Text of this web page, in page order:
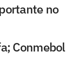
no
Conmebol